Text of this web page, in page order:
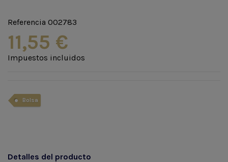
Referencia 002783
11,55 €
Impuestos incluidos
Bolsa
Detalles del producto